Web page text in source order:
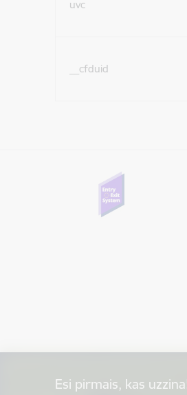
uvc
__cfduid
Esi pirmais, kas